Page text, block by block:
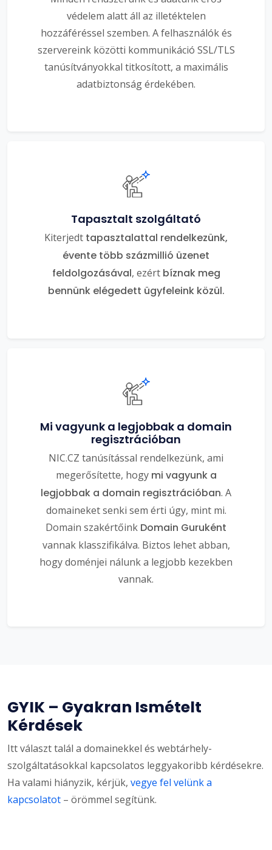
védelem alatt áll az illetéktelen
hozzáféréssel szemben. A felhasználók és
szervereink közötti kommunikáció SSL/TLS
tanúsítványokkal titkosított, a maximális
adatbiztonság érdekében.
Tapasztalt szolgáltató
Kiterjedt tapasztalattal rendelkezünk,
évente több százmillió üzenet
feldolgozásával, ezért bíznak meg
bennünk elégedett ügyfeleink közül.
Mi vagyunk a legjobbak a domain
regisztrációban
NIC.CZ tanúsítással rendelkezünk, ami
megerősítette, hogy mi vagyunk a
legjobbak a domain regisztrációban. A
domaineket senki sem érti úgy, mint mi.
Domain szakértőink Domain Guruként
vannak klasszifikálva. Biztos lehet abban,
hogy doménjei nálunk a legjobb kezekben
vannak.
GYIK – Gyakran Ismételt
Kérdések
Itt választ talál a domainekkel és webtárhely-
szolgáltatásokkal kapcsolatos leggyakoribb kérdésekre.
Ha valami hiányzik, kérjük, vegye fel velünk a
kapcsolatot – örömmel segítünk.